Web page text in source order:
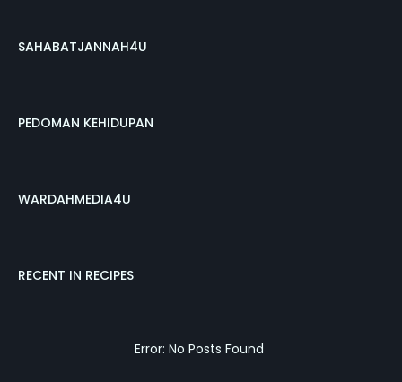
SAHABATJANNAH4U
PEDOMAN KEHIDUPAN
WARDAHMEDIA4U
RECENT IN RECIPES
Error: No Posts Found